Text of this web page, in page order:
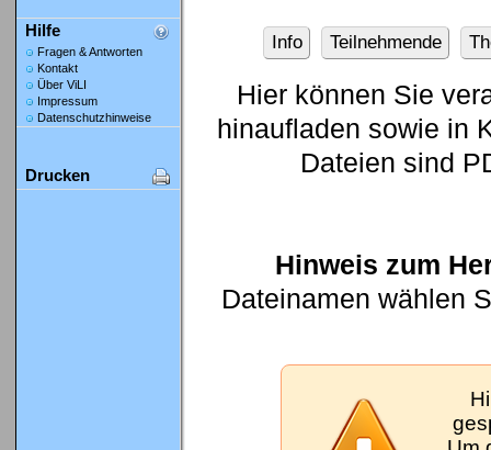
Hilfe
Fragen & Antworten
Kontakt
Über ViLI
Impressum
Datenschutzhinweise
Drucken
Info Teilnehmende
Hier können Sie
hinaufladen sowie in
Dateien sind
Hinweis zum
Dateinamen wählen